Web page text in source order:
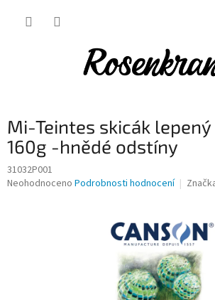
Mi-Teintes skicák
160g -hnědé odstíny
31032P001
Průměrné
Neohodnoceno Podrobnosti hodnocení